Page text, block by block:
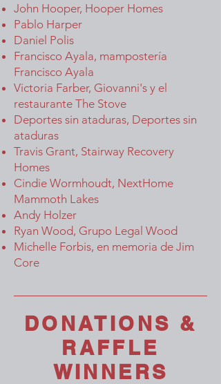
John Hooper, Hooper Homes
Pablo Harper
Daniel Polis
Francisco Ayala, mampostería
Francisco Ayala
Victoria Farber, Giovanni's y el
restaurante The Stove
Deportes sin ataduras, Deportes sin
ataduras
Travis Grant, Stairway Recovery
Homes
Cindie Wormhoudt, NextHome
Mammoth Lakes
Andy Holzer
Ryan Wood, Grupo Legal Wood
Michelle Forbis, en memoria de Jim
Core
DONATIONS &
RAFFLE
WINNERS